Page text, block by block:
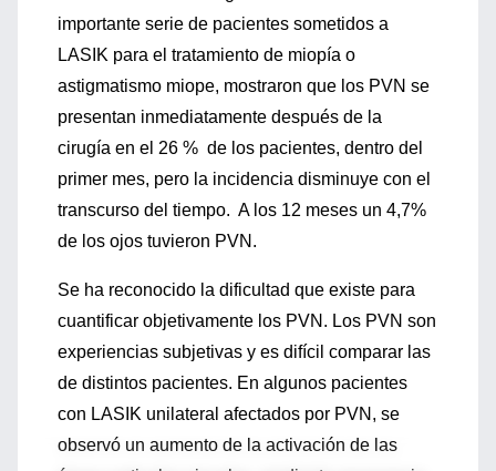
importante serie de pacientes sometidos a
LASIK para el tratamiento de miopía o
astigmatismo miope, mostraron que los PVN se
presentan inmediatamente después de la
cirugía en el 26 % de los pacientes, dentro del
primer mes, pero la incidencia disminuye con el
transcurso del tiempo. A los 12 meses un 4,7%
de los ojos tuvieron PVN.
Se ha reconocido la dificultad que existe para
cuantificar objetivamente los PVN. Los PVN son
experiencias subjetivas y es difícil comparar las
de distintos pacientes. En algunos pacientes
con LASIK unilateral afectados por PVN, se
observó un aumento de la activación de las